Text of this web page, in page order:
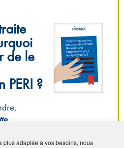
plus adaptée à vos besoins, nous
de le
PERI ?